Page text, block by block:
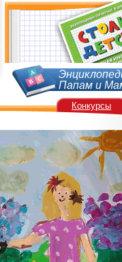
Папам и
Конкурсы